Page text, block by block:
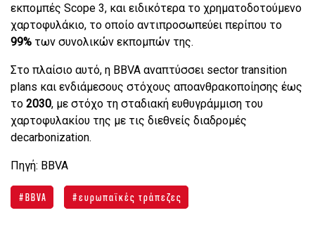
εκπομπές Scope 3, και ειδικότερα το χρηματοδοτούμενο
χαρτοφυλάκιο, το οποίο αντιπροσωπεύει περίπου το
99% των συνολικών εκπομπών της.
Στο πλαίσιο αυτό, η BBVA αναπτύσσει sector transition
plans και ενδιάμεσους στόχους αποανθρακοποίησης έως
το 2030, με στόχο τη σταδιακή ευθυγράμμιση του
χαρτοφυλακίου της με τις διεθνείς διαδρομές
decarbonization.
Πηγή: BBVA
BBVA ευρωπαϊκές τράπεζες